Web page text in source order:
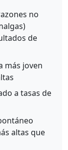
no
de
más joven
a tasas de
altas que